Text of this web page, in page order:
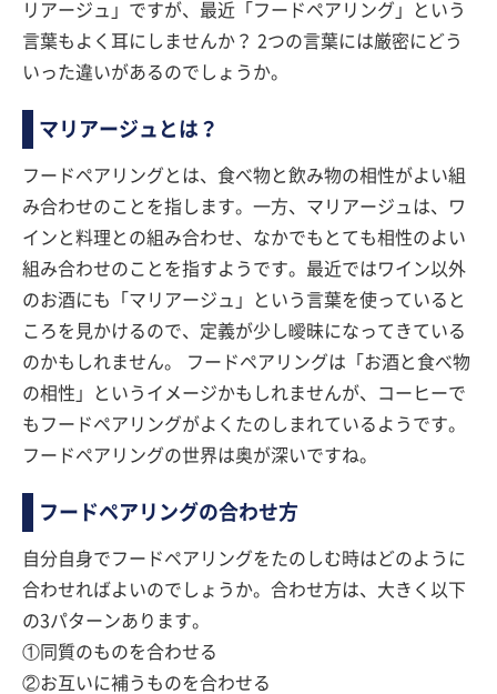
リアージュ」ですが、最近「フードペアリング」という
言葉もよく耳にしませんか？ 2つの言葉には厳密にどう
いった違いがあるのでしょうか。
マリアージュとは？
フードペアリングとは、食べ物と飲み物の相性がよい組
み合わせのことを指します。一方、マリアージュは、ワ
インと料理との組み合わせ、なかでもとても相性のよい
組み合わせのことを指すようです。最近ではワイン以外
のお酒にも「マリアージュ」という言葉を使っていると
ころを見かけるので、定義が少し曖昧になってきている
のかもしれません。 フードペアリングは「お酒と食べ物
の相性」というイメージかもしれませんが、コーヒーで
もフードペアリングがよくたのしまれているようです。
フードペアリングの世界は奥が深いですね。
フードペアリングの合わせ方
自分自身でフードペアリングをたのしむ時はどのように
合わせればよいのでしょうか。合わせ方は、大きく以下
の3パターンあります。
①同質のものを合わせる
②お互いに補うものを合わせる